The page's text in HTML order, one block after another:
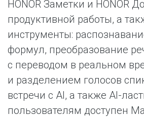
HONOR Заметки и HONOR
продуктивной работы, а
инструменты:
формул, преобразование
с переводом в реальном
и разделением голосов
встречи с AI, а также AI-
пользователям доступен